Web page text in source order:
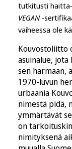
tutkitusti
VEGAN-
vaiheessa ole
Kouvostoliitto
asuinalue,
sen harmaan,
1970-luvun
urbaania
nimestä pidä,
ymmärtävät
on
nimityksenä